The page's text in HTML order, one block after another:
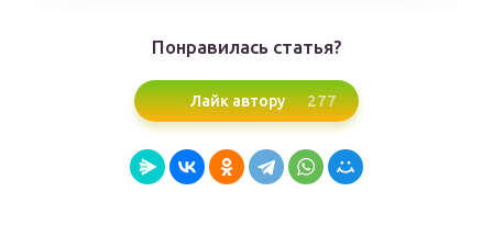
Понравилась статья?
Лайк автору 277